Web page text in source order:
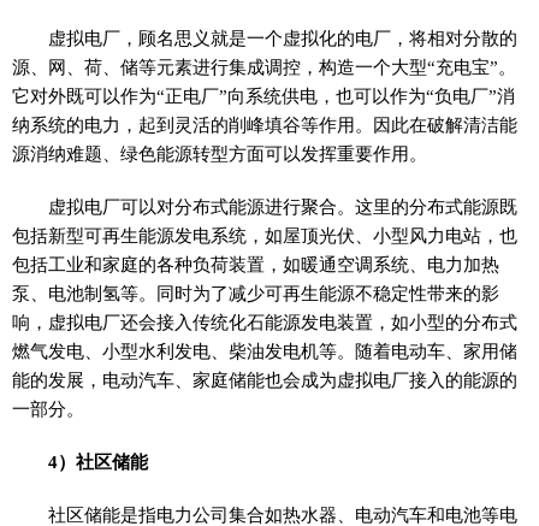
虚拟电厂，顾名思义就是一个虚拟化的电厂，将相对分散的
源、网、荷、储等元素进行集成调控，构造一个大型“充电宝”。
它对外既可以作为“正电厂”向系统供电，也可以作为“负电厂”消
纳系统的电力，起到灵活的削峰填谷等作用。因此在破解清洁能
源消纳难题、绿色能源转型方面可以发挥重要作用。
虚拟电厂可以对分布式能源进行聚合。这里的分布式能源既
包括新型可再生能源发电系统，如屋顶光伏、小型风力电站，也
包括工业和家庭的各种负荷装置，如暖通空调系统、电力加热
泵、电池制氢等。同时为了减少可再生能源不稳定性带来的影
响，虚拟电厂还会接入传统化石能源发电装置，如小型的分布式
燃气发电、小型水利发电、柴油发电机等。随着电动车、家用储
能的发展，电动汽车、家庭储能也会成为虚拟电厂接入的能源的
一部分。
4）社区储能
社区储能是指电力公司集合如热水器、电动汽车和电池等电